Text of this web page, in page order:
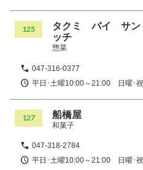
125
タクミ バイ サン
ッチ
惣菜
047-316-0377
平日･土曜10:00～21:00 日曜･
127 船橋屋
和菓子
047-318-2784
平日･土曜10:00～21:00 日曜･